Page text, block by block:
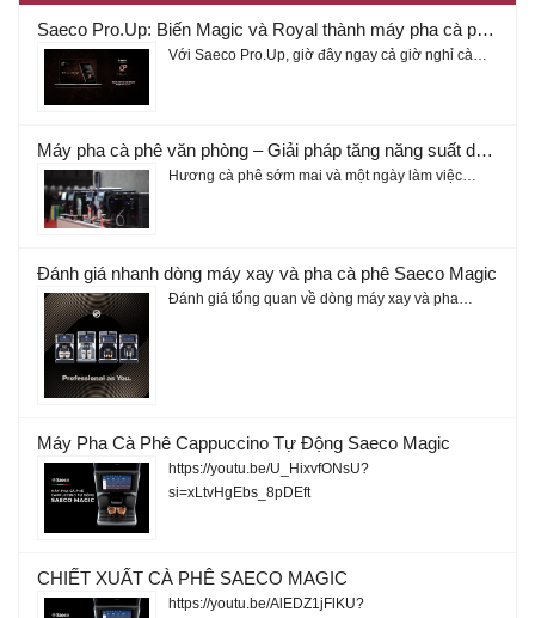
Saeco Pro.Up: Biến Magic và Royal thành máy pha cà phê thông minh
Với Saeco Pro.Up, giờ đây ngay cả giờ nghỉ cà…
Máy pha cà phê văn phòng – Giải pháp tăng năng suất doanh nghiệp 2026
Hương cà phê sớm mai và một ngày làm việc…
Đánh giá nhanh dòng máy xay và pha cà phê Saeco Magic
Đánh giá tổng quan về dòng máy xay và pha…
Máy Pha Cà Phê Cappuccino Tự Động Saeco Magic
https://youtu.be/U_HixvfONsU?
si=xLtvHgEbs_8pDEft
CHIẾT XUẤT CÀ PHÊ SAECO MAGIC
https://youtu.be/AlEDZ1jFlKU?